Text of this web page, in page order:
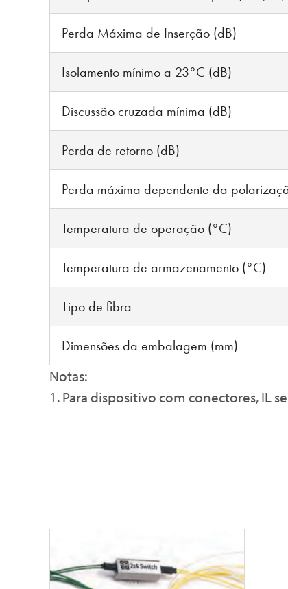
Perda Máxima de Inserção (dB)
Isolamento mínimo a 23°C (dB)
Discussão cruzada mínima (dB)
Perda de retorno (dB)
Perda máxima dependente da
Temperatura de operação (°C)
Temperatura de armazenamento (°C)
Tipo de fibra
Dimensões da embalagem (mm)
Notas:
1. Para dispositivo com conectores, IL